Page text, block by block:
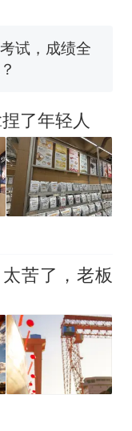
调查组全面
试，成绩全
蛋糕”上热
刀的女孩，
家”改写了
了年轻人
苦了，老板